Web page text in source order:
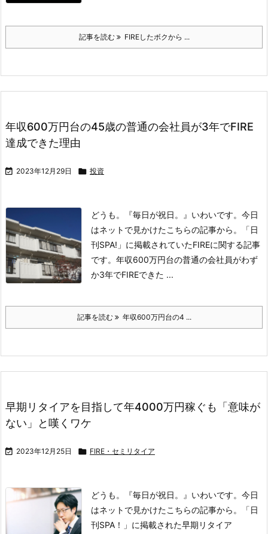
記事を読む FIREしたボクから ...
年収600万円台の45歳の普通の会社員が3年でFIRE
達成できた理由
 2023年12月29日  投資
どうも。『毎日が祝日。』いわいです。 今日
はネットで見かけたこちらの記事から。
「日
刊SPA!」に掲載されていたFIREに関する記事
です。 年収600万円台の普通の会社員がわず
か3年でFIREできた ...
記事を読む 年収600万円台の4 ...
早期リタイアを目指して年4000万円稼ぐも「意味が
ない」と嘆くワケ
 2023年12月25日  FIRE・セミリタイア
どうも。『毎日が祝日。』いわいです。 今日
はネットで見かけたこちらの記事から。
「日
刊SPA！」に掲載された早期リタイア